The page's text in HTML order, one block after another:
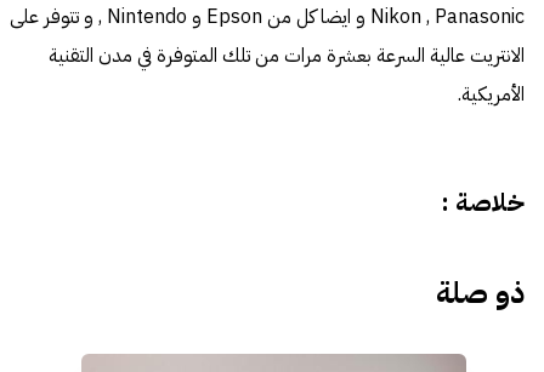
Nikon , Panasonic و ايضا كل من Epson و Nintendo , و تتوفر على
الانتريت عالية السرعة بعشرة مرات من تلك المتوفرة في مدن التقنية
الأمريكية.
خلاصة :
ذو صلة